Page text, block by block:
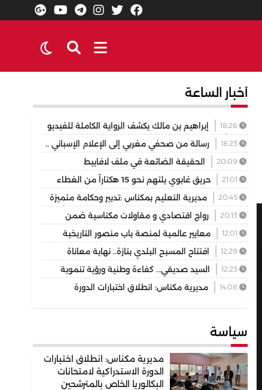
أخبار الساعة
18:26
إبراهيم بن مالك يكشف الرواية الكاملة للفيديو
الذي أشعل مواقع التواصل
18:23
رسالة من صحفي مغربي إلى الإعلام الإسباني ..
لا تختزلوا التاريخ في رواية واحدة
20:09 الحقيقة الضائعة في ملف لافاييط
21:01
حريق غابوي يلتهم نحو 15 هكتاراً من الغطاء
الغابوي بإقليم تازة
20:45
مديرية التعليم بمكناس :تدبير وحكامة متميزة
في توسيع وتجويد العرض المدرسي ثانوية المنتزه التأهيلية
نموذجا
20:13
رواج اقتصادي و مقاولات مكناسية ضمن
فعاليات مهرجان عيساوة الدولي
12:01 معايير عالمية لمنصة باب منصور التاريخية
12:29
افتتاح المسبح البلدي بتازة.. نهاية معاناة
الساكنة مع غياب فضاء السباحة الوحيد
12:23
السيد صديقي… كفاءة وطنية ورؤية تنموية
تقود رهان التجمع الوطني للأحرار بإقليم بركان
14:08
مديرية مكناس: انطلاق اختبارات الدورة
سياسة
مديرية مكناس: انطلاق اختبارات
الدورة الاستدراكية لامتحانات
البكالوريا الخاص بالمترشحين